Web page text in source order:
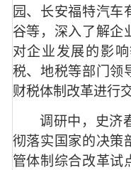
园、长安福特汽车
谷等，深入了解企
对企业发展的影
税、地税等部门领
财税体制改革进行
调研中，史济
彻落实国家的决策
管体制综合改革试